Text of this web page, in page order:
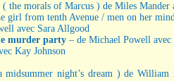
( the morals of Marcus ) de Miles Mander
girl from tenth Avenue / men on her
avec Sara Allgood
murder party – de Michael Powell avec
Kay Johnson
midsummer night’s dream ) de